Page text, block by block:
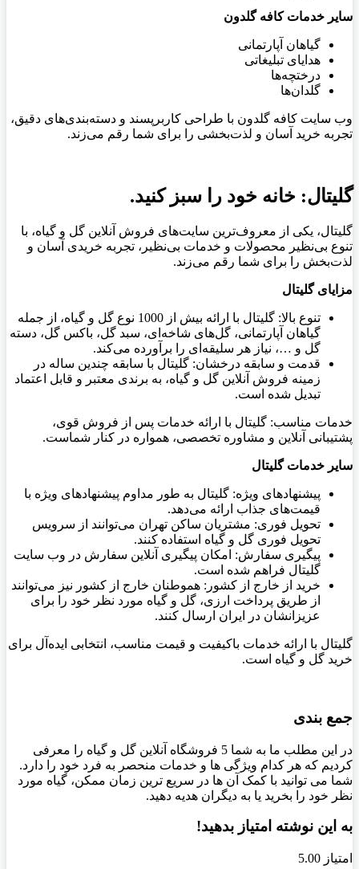
سایر خدمات کافه گلدون
گیاهان آپارتمانی
هدایای تبلیغاتی
درختچه‌ها
گلدان‌ها
وب سایت کافه گلدون با طراحی کاربرپسند و دسته‌بندی‌های دقیق،
تجربه خرید آسان و لذت‌بخشی را برای شما رقم می‌زند.
گلیتال: خانه خود را سبز کنید.
گلیتال، یکی از معروف‌ترین سایت‌های فروش آنلاین گل و گیاه، با
تنوع بی‌نظیر محصولات و خدمات بی‌نظیر، تجربه خریدی آسان و
لذت‌بخش را برای شما رقم می‌زند.
مزایای گلیتال
تنوع بالا: گلیتال با ارائه بیش از 1000 نوع گل و گیاه، از جمله
گیاهان آپارتمانی، گل‌های شاخه‌ای، سبد گل، باکس گل، دسته
گل و …، نیاز هر سلیقه‌ای را برآورده می‌کند.
قدمت و سابقه درخشان: گلیتال با سابقه چندین ساله در
زمینه فروش آنلاین گل و گیاه، به برندی معتبر و قابل اعتماد
تبدیل شده است.
خدمات مناسب: گلیتال با ارائه خدمات پس از فروش قوی،
پشتیبانی آنلاین و مشاوره تخصصی، همواره در کنار شماست.
سایر خدمات گلیتال
پیشنهادهای ویژه: گلیتال به طور مداوم پیشنهادهای ویژه با
قیمت‌های جذاب ارائه می‌دهد.
تحویل فوری: مشتریان ساکن تهران می‌توانند از سرویس
تحویل فوری گل و گیاه استفاده کنند.
پیگیری سفارش: امکان پیگیری آنلاین سفارش در وب سایت
گلیتال فراهم شده است.
خرید از خارج از کشور: هموطنان خارج از کشور نیز می‌توانند
از طریق پرداخت ارزی، گل و گیاه مورد نظر خود را برای
عزیزانشان در ایران ارسال کنند.
گلیتال با ارائه خدمات باکیفیت و قیمت مناسب، انتخابی ایده‌آل برای
خرید گل و گیاه است.
جمع بندی
در این مطلب ما به شما 5 فروشگاه آنلاین گل و گیاه را معرفی
کردیم که هر کدام ویژگی ها و خدمات منحصر به فرد خود را دارد.
شما می توانید با کمک آن ها در سریع ترین زمان ممکن، گیاه مورد
نظر خود را بخرید یا به دیگران هدیه دهید.
به این نوشته امتیاز بدهید!
امتیاز 5.00